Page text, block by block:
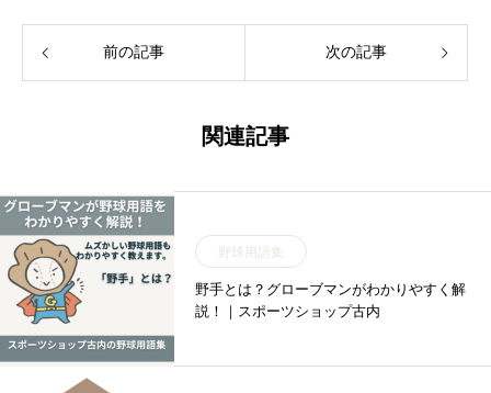
前の記事 次の記事
関連記事
野球用語集
野手とは？グローブマンがわかりやすく解
説！｜スポーツショップ古内